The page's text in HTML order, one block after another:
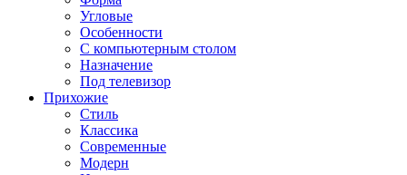
Угловые
Особенности
С компьютерным столом
Назначение
Под телевизор
Прихожие
Стиль
Классика
Современные
Модерн